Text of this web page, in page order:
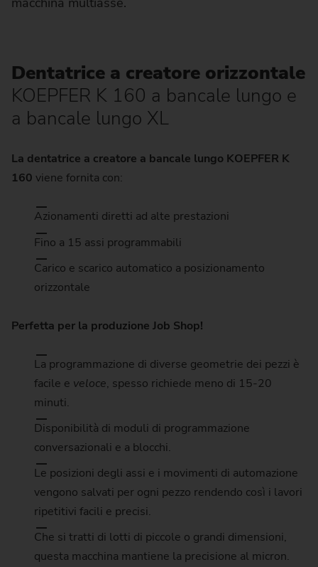
Dentatrice a creatore orizzontale
KOEPFER K 160 a bancale lungo e
a bancale lungo XL
La dentatrice a creatore a bancale lungo KOEPFER K
160 viene fornita con:
Azionamenti diretti ad alte prestazioni
Fino a 15 assi programmabili
Carico e scarico automatico a posizionamento
orizzontale
Perfetta per la produzione Job Shop!
La programmazione di diverse geometrie dei pezzi è
facile e veloce, spesso richiede meno di 15-20
minuti.
Disponibilità di moduli di programmazione
conversazionali e a blocchi.
Le posizioni degli assi e i movimenti di automazione
vengono salvati per ogni pezzo rendendo così i lavori
ripetitivi facili e precisi.
Che si tratti di lotti di piccole o grandi dimensioni,
questa macchina mantiene la precisione al micron.